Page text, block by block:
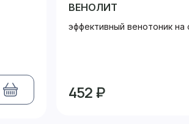
ВЕНОЛИТ
эффективный венотоник на
452 ₽